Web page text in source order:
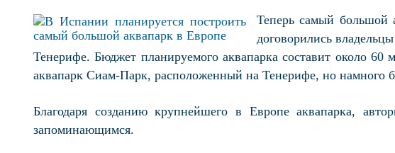
Теперь самый большой
договорились
Тенерифе. Бюджет планируемого аквапарка составит около
аквапарк Сиам-Парк, расположенный на Тенерифе, но намного
Благодаря созданию крупнейшего в Европе аквапарка,
запоминающимся.